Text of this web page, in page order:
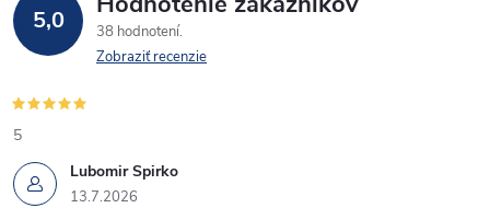
5,0
38 hodnotení
Zobraziť recenzie
Lubomir Spirko
13.7.2026
5